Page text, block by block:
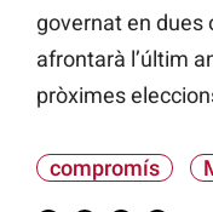
governat en dues
afrontarà l’últim
pròximes
compromís